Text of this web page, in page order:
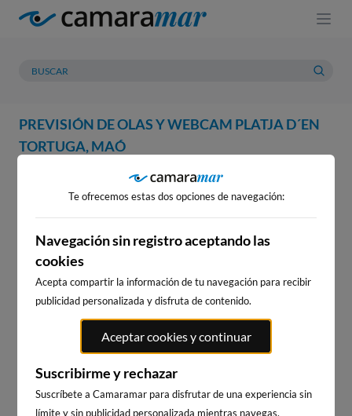
PREVISIÓN DE OLAS Y WEBCAM PLATJA D´EN
TORTUGA, MAÓ
PREVISIÓN METEOROLOGÍA
WEBCAM PLATJA D´EN
TORTUGA, MAÓ
WEBCAMS CERCANAS
Te ofrecemos estas dos opciones de navegación:
Navegación sin registro aceptando las
cookies
Acepta compartir la información de tu navegación para recibir
publicidad personalizada y disfruta de contenido.
Aceptar cookies y continuar
Suscribirme y rechazar
Suscríbete a Camaramar para disfrutar de una experiencia sin
límite y sin publicidad personalizada mientras navegas.